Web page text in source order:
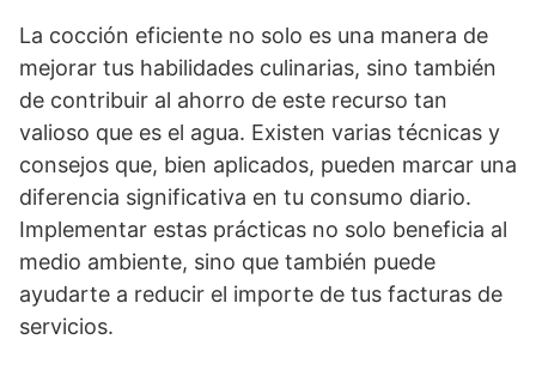
La cocción eficiente no solo es una manera de
mejorar tus habilidades culinarias, sino también
de contribuir al ahorro de este recurso tan
valioso que es el agua. Existen varias técnicas y
consejos que, bien aplicados, pueden marcar una
diferencia significativa en tu consumo diario.
Implementar estas prácticas no solo beneficia al
medio ambiente, sino que también puede
ayudarte a reducir el importe de tus facturas de
servicios.